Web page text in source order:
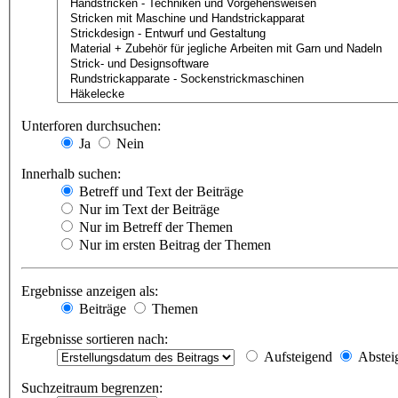
Unterforen durchsuchen:
Ja
Nein
Innerhalb suchen:
Betreff und Text der Beiträge
Nur im Text der Beiträge
Nur im Betreff der Themen
Nur im ersten Beitrag der Themen
Ergebnisse anzeigen als:
Beiträge
Themen
Ergebnisse sortieren nach:
Aufsteigend
Suchzeitraum begrenzen: